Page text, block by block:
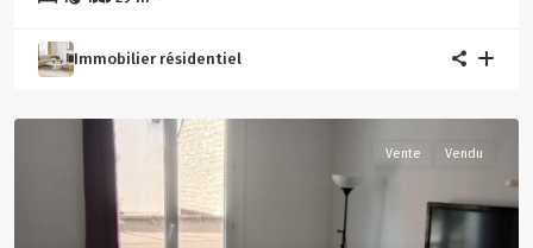
Immobilier résidentiel
Vente Vendu